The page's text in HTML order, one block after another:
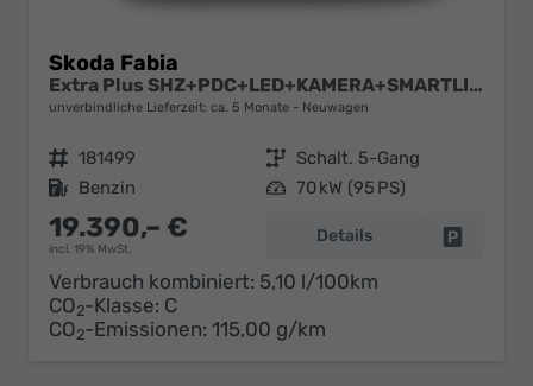
Skoda Fabia
Extra Plus SHZ+PDC+LED+KAMERA+SMARTLINK+LM
unverbindliche Lieferzeit: ca. 5 Monate Neuwagen
Fahrzeugnr. 181499 Getriebe Schalt. 5-Gang
Kraftstoff Benzin Leistung 70 kW (95 PS)
19.390,– €
incl. 19% MwSt.
Details
Verbrauch kombiniert: 5,10 l/100km
CO2-Klasse: C
CO2-Emissionen: 115,00 g/km